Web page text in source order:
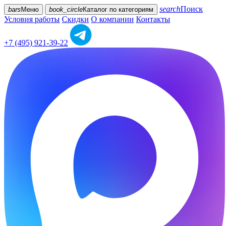
bars Меню book_circleКаталог по категориям searchПоиск
Условия работы Скидки О компании Контакты
+7 (495) 921-39-22